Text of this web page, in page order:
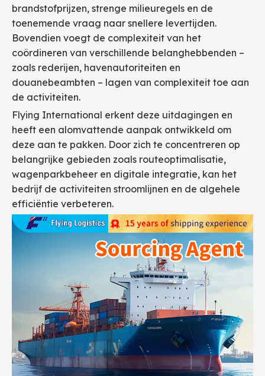
brandstofprijzen, strenge milieuregels en de
toenemende vraag naar snellere levertijden.
Bovendien voegt de complexiteit van het
coördineren van verschillende belanghebbenden –
zoals rederijen, havenautoriteiten en
douanebeambten – lagen van complexiteit toe aan
de activiteiten.
Flying International erkent deze uitdagingen en
heeft een alomvattende aanpak ontwikkeld om
deze aan te pakken. Door zich te concentreren op
belangrijke gebieden zoals routeoptimalisatie,
wagenparkbeheer en digitale integratie, kan het
bedrijf de activiteiten stroomlijnen en de algehele
efficiëntie verbeteren.